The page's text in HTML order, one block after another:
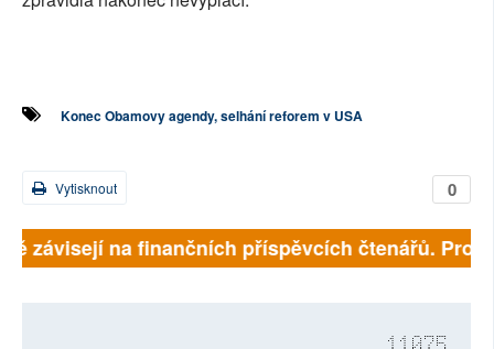
Konec Obamovy agendy, selhání reforem v USA
0
Vytisknout
závisejí na finančních příspěvcích čtenářů.